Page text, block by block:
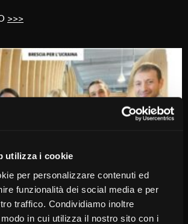
utilizza i cookie
per personalizzare contenuti ed
funzionalità dei social media e per
traffico. Condividiamo inoltre
in cui utilizza il nostro sito con i
>>>